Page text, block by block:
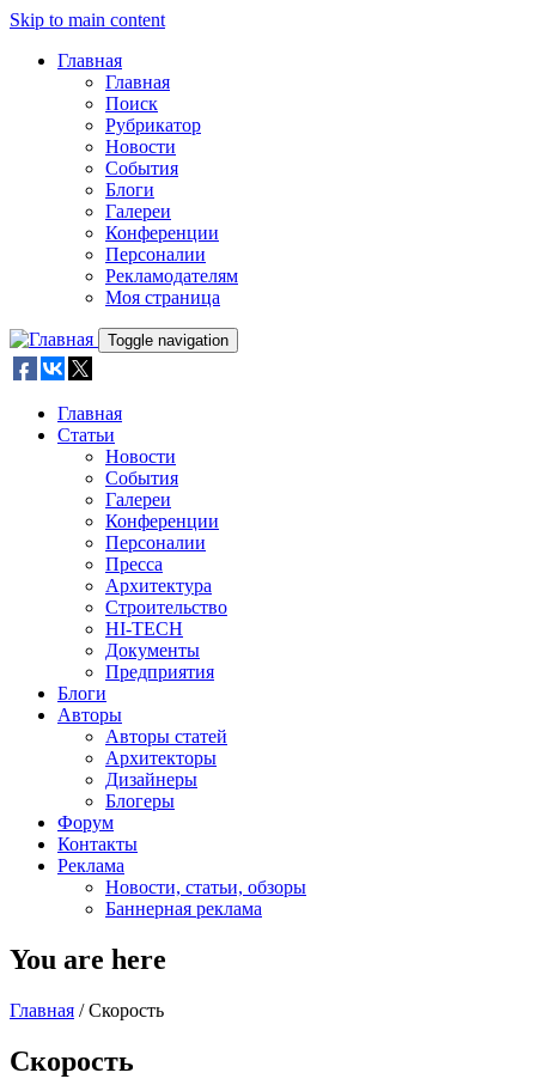
Skip to main content
Главная
Главная
Поиск
Рубрикатор
Новости
События
Блоги
Галереи
Конференции
Персоналии
Рекламодателям
Моя страница
Toggle navigation
Главная
Статьи
Новости
События
Галереи
Конференции
Персоналии
Пресса
Архитектура
Строительство
HI-TECH
Документы
Предприятия
Блоги
Авторы
Авторы статей
Архитекторы
Дизайнеры
Блогеры
Форум
Контакты
Реклама
Новости, статьи, обзоры
Баннерная реклама
You are here
Главная / Скорость
Скорость